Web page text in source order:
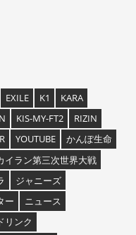
EXILE K1
KARA
KIS-MY-FT2
RIZIN
YOUTUBE
かんぽ生命
イラン第三次世界大戦
ジャニーズ
ー
ニュース
リンク